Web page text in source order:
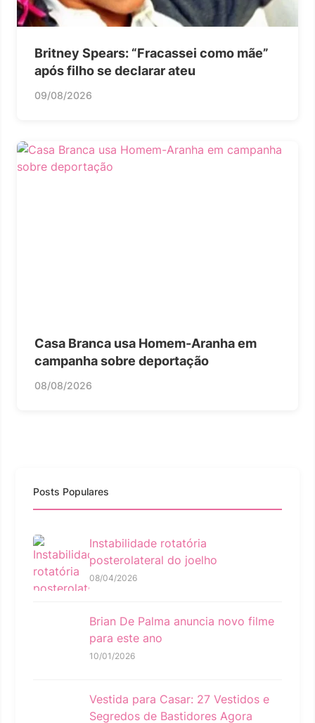
Britney Spears: “Fracassei como mãe”
após filho se declarar ateu
09/08/2026
Casa Branca usa Homem-Aranha em
campanha sobre deportação
08/08/2026
Posts Populares
Instabilidade rotatória
posterolateral do joelho
08/04/2026
Brian De Palma anuncia novo filme
para este ano
10/01/2026
Vestida para Casar: 27 Vestidos e
Segredos de Bastidores Agora